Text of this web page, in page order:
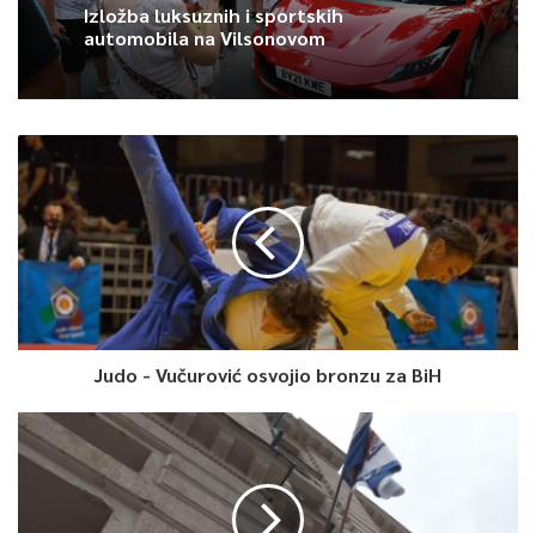
iz 2017.
Marina Jeina, TVSA
Article Rating
Izložba luksuznih i sportskih
automobila na Vilsonovom
Judo - Vučurović osvojio bronzu za BiH